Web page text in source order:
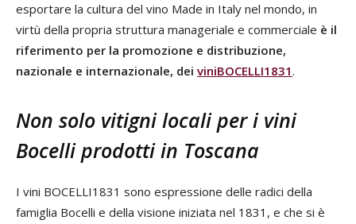
esportare la cultura del vino Made in Italy nel mondo, in
virtù della propria struttura manageriale e commerciale è il
riferimento per la promozione e distribuzione,
nazionale e internazionale, dei viniBOCELLI1831.
Non solo vitigni locali per i vini
Bocelli prodotti in Toscana
I vini BOCELLI1831 sono espressione delle radici della
famiglia Bocelli e della visione iniziata nel 1831, e che si è